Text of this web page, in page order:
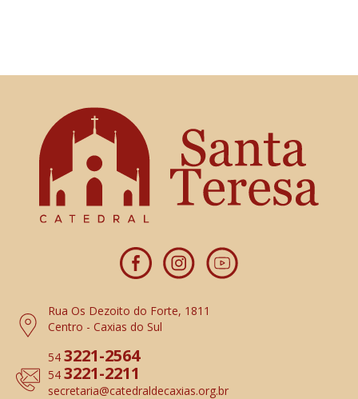
Rua Os Dezoito do Forte, 1811
Centro - Caxias do Sul
54 3221-2564
54 3221-2211
secretaria@catedraldecaxias.org.br